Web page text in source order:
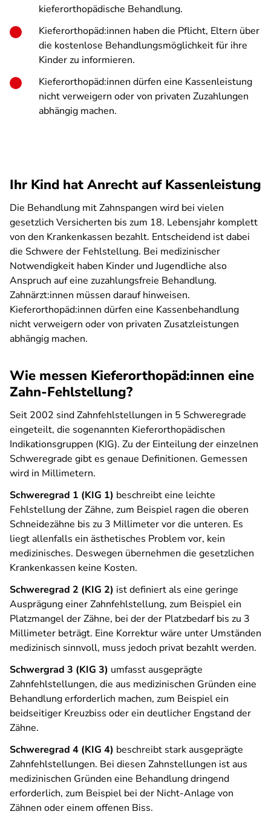
kieferorthopädische Behandlung.
Kieferorthopäd:innen haben die Pflicht, Eltern über
die kostenlose Behandlungsmöglichkeit für ihre
Kinder zu informieren.
Kieferorthopäd:innen dürfen eine Kassenleistung
nicht verweigern oder von privaten Zuzahlungen
abhängig machen.
Ihr Kind hat Anrecht auf Kassenleistung
Die Behandlung mit Zahnspangen wird bei vielen
gesetzlich Versicherten bis zum 18. Lebensjahr komplett
von den Krankenkassen bezahlt. Entscheidend ist dabei
die Schwere der Fehlstellung. Bei medizinischer
Notwendigkeit haben Kinder und Jugendliche also
Anspruch auf eine zuzahlungsfreie Behandlung.
Zahnärzt:innen müssen darauf hinweisen.
Kieferorthopäd:innen dürfen eine Kassenbehandlung
nicht verweigern oder von privaten Zusatzleistungen
abhängig machen.
Wie messen Kieferorthopäd:innen eine
Zahn-Fehlstellung?
Seit 2002 sind Zahnfehlstellungen in 5 Schweregrade
eingeteilt, die sogenannten Kieferorthopädischen
Indikationsgruppen (KIG). Zu der Einteilung der einzelnen
Schweregrade gibt es genaue Definitionen. Gemessen
wird in Millimetern.
Schweregrad 1 (KIG 1) beschreibt eine leichte
Fehlstellung der Zähne, zum Beispiel ragen die oberen
Schneidezähne bis zu 3 Millimeter vor die unteren. Es
liegt allenfalls ein ästhetisches Problem vor, kein
medizinisches. Deswegen übernehmen die gesetzlichen
Krankenkassen keine Kosten.
Schweregrad 2 (KIG 2) ist definiert als eine geringe
Ausprägung einer Zahnfehlstellung, zum Beispiel ein
Platzmangel der Zähne, bei der der Platzbedarf bis zu 3
Millimeter beträgt. Eine Korrektur wäre unter Umständen
medizinisch sinnvoll, muss jedoch privat bezahlt werden.
Schwergrad 3 (KIG 3) umfasst ausgeprägte
Zahnfehlstellungen, die aus medizinischen Gründen eine
Behandlung erforderlich machen, zum Beispiel ein
beidseitiger Kreuzbiss oder ein deutlicher Engstand der
Zähne.
Schweregrad 4 (KIG 4) beschreibt stark ausgeprägte
Zahnfehlstellungen. Bei diesen Zahnstellungen ist aus
medizinischen Gründen eine Behandlung dringend
erforderlich, zum Beispiel bei der Nicht-Anlage von
Zähnen oder einem offenen Biss.